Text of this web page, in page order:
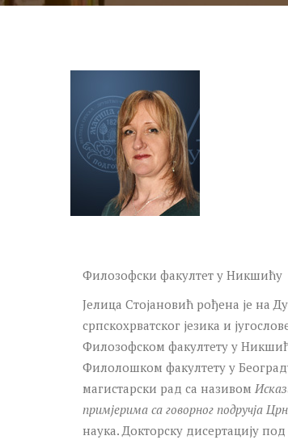
Филозофски факултет у Никшићу
Јелица Стојановић рођена је на
српскохрватског језика и
Филозофском факултету у
Филолошком факултету у
магистарски рад са називом
примјерима са говорног подручја
наука. Докторску дисертацију